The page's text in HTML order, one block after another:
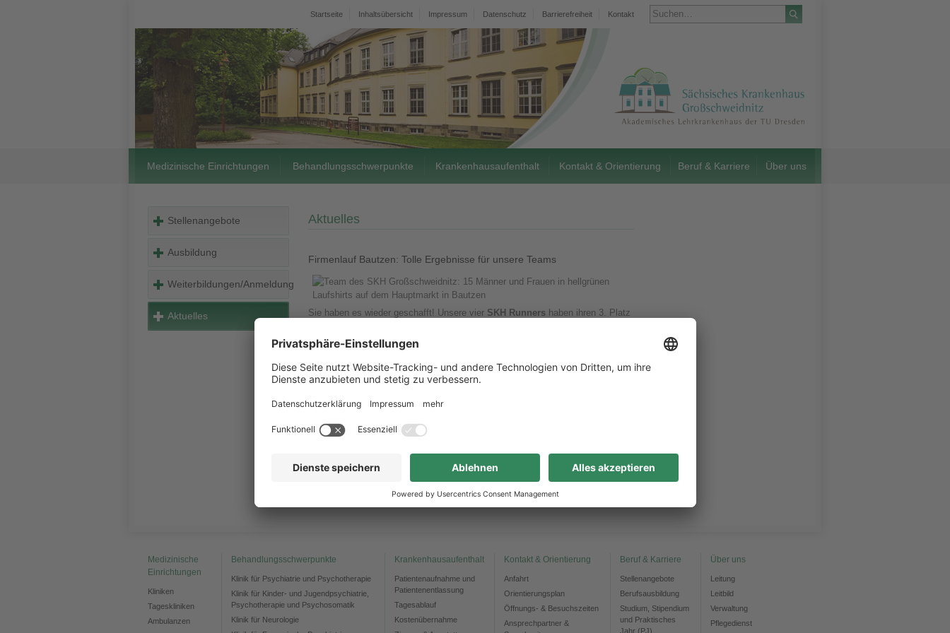
Startseite Inhaltsübersicht Impressum Datenschutz Barrierefreiheit Kontakt
Medizinische Einrichtungen Behandlungsschwerpunkte Krankenhausaufenthalt Kontakt & Orientierung Beruf & Karriere Über uns
Stellenangebote
Ausbildung
Weiterbildungen/Anmeldung
Aktuelles
Aktuelles
Firmenlauf Bautzen: Tolle Ergebnisse für unsere Teams
Sie haben es wieder geschafft! Unsere vier SKH Runners haben ihren 3. Platz
verteidigt und sich fantastisch unter den insgesamt 43 Frauen-Teams
behauptet. Und auch die Läuferinnen und Läufer unserer beiden Mixed-Teams
"Team Akut" und "KJP on the run" haben sich mit den Plätzen 16 und 24
hervorragend geschlagen.
Wir gratulieren allen ganz herzlich zu ihrer Leistung. Danke für den Teamgeist
und bis zum Firmenlauf Görlitz am 16. September 2026.
Medizinische
Einrichtungen
Kliniken
Tageskliniken
Ambulanzen
Behandlungsschwerpunkte
Klinik für Psychiatrie und Psychotherapie
Klinik für Kinder- und Jugendpsychiatrie,
Psychotherapie und Psychosomatik
Klinik für Neurologie
Krankenhausaufenthalt
Patientenaufnahme und
Patientenentlassung
Tagesablauf
Kostenübernahme
Kontakt & Orientierung
Anfahrt
Orientierungsplan
Öffnungs- & Besuchszeiten
Ansprechpartner &
Beruf & Karriere
Stellenangebote
Berufsausbildung
Studium, Stipendium
und Praktisches
Jahr (PJ)
Über uns
Leitung
Leitbild
Verwaltung
Pflegedienst